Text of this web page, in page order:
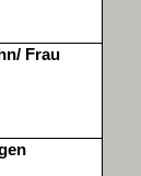
Frau